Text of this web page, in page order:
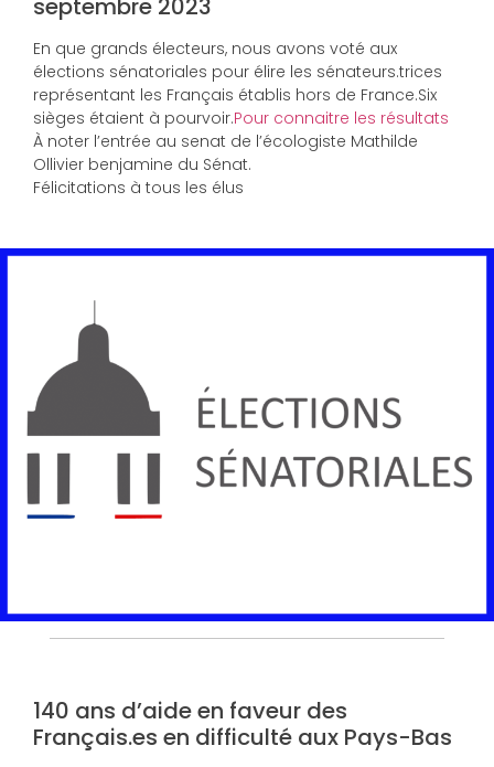
septembre 2023
En que grands électeurs, nous avons voté aux
élections sénatoriales pour élire les sénateurs.trices
représentant les Français établis hors de France.Six
sièges étaient à pourvoir.Pour connaitre les résultats
À noter l’entrée au senat de l’écologiste Mathilde
Ollivier benjamine du Sénat.
Félicitations à tous les élus
140 ans d’aide en faveur des
Français.es en difficulté aux Pays-Bas